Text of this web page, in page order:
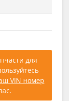
для
VIN номер